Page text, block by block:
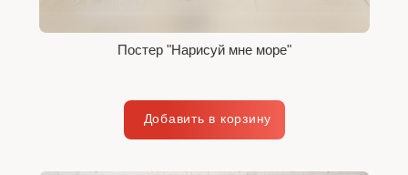
Постер "Нарисуй мне море"